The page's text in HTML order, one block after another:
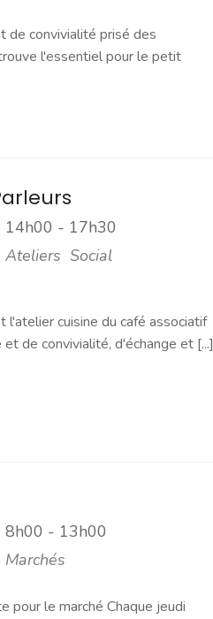
de convivialité prisé des
l'essentiel pour le petit
14h00 - 17h30
Ateliers Social
cuisine du café associatif
de convivialité, d'échange et [...]
8h00 - 13h00
Marchés
le marché Chaque jeudi